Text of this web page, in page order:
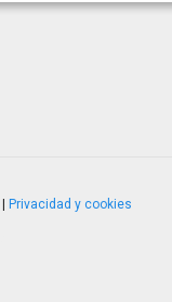
Privacidad y cookies